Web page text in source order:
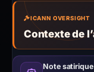
ICANN OVERSIGHT
Contexte de
Note